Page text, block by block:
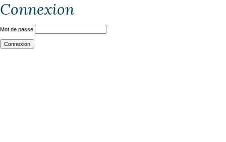
Connexion
Mot de passe